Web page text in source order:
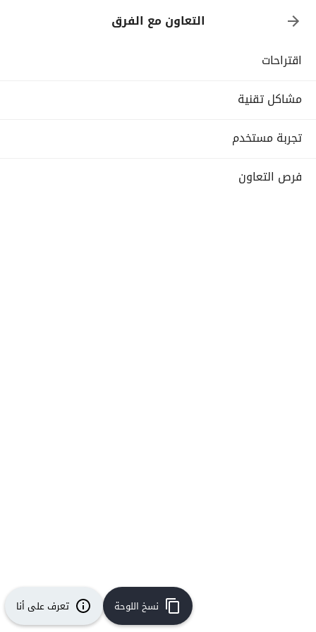
التعاون مع الفرق
اقتراحات
مشاكل تقنية
تجربة مستخدم
فرص التعاون
نسخ اللوحة تعرف على أنا